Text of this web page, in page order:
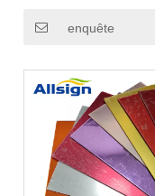
enquête